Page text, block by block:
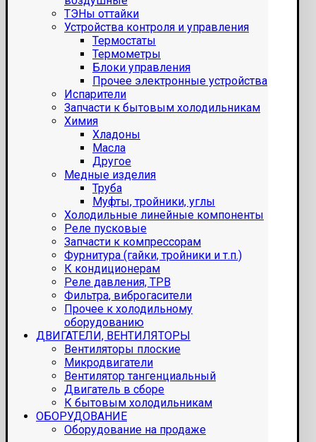
ТЭНы оттайки
Устройства контроля и управления
Термостаты
Термометры
Блоки управления
Прочее электронные устройства
Испарители
Запчасти к бытовым холодильникам
Химия
Хладоны
Масла
Другое
Медные изделия
Труба
Муфты, тройники, углы
Холодильные линейные компоненты
Реле пусковые
Запчасти к компрессорам
Фурнитура (гайки, тройники и т.п.)
К кондиционерам
Реле давления, ТРВ
Фильтра, виброгасители
Прочее к холодильному
оборудованию
ДВИГАТЕЛИ, ВЕНТИЛЯТОРЫ
Вентиляторы плоские
Микродвигатели
Вентилятор тангенциальный
Двигатель в сборе
К бытовым холодильникам
ОБОРУДОВАНИЕ
Оборудование на продаже